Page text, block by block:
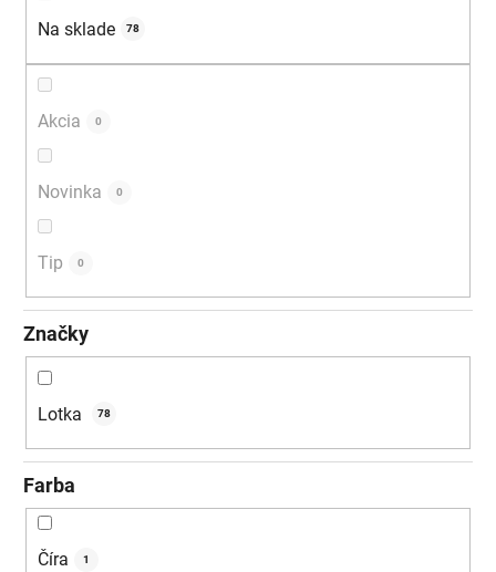
Na sklade 78
Akcia 0
Novinka 0
Tip 0
Značky
Lotka 78
Farba
Číra 1